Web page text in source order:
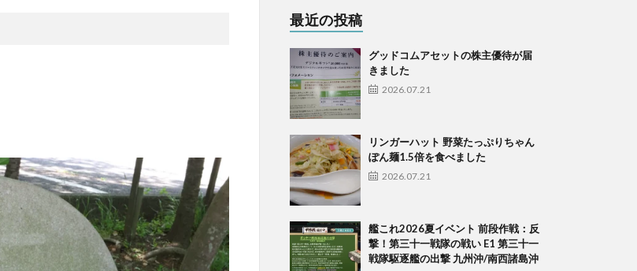
最近の投稿
グッドコムアセットの株主優待が届
きました
2026.07.21
リンガーハット 野菜たっぷりちゃん
ぽん麺1.5倍を食べました
2026.07.21
艦これ2026夏イベント 前段作戦：反
撃！第三十一戦隊の戦い E1 第三十一
戦隊駆逐艦の出撃 九州沖/南西諸島沖